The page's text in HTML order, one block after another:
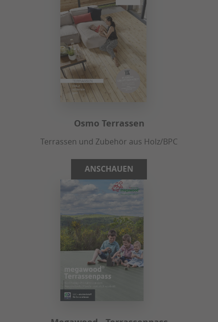
Osmo Terrassen
Terrassen und Zubehör aus Holz/BPC
ANSCHAUEN